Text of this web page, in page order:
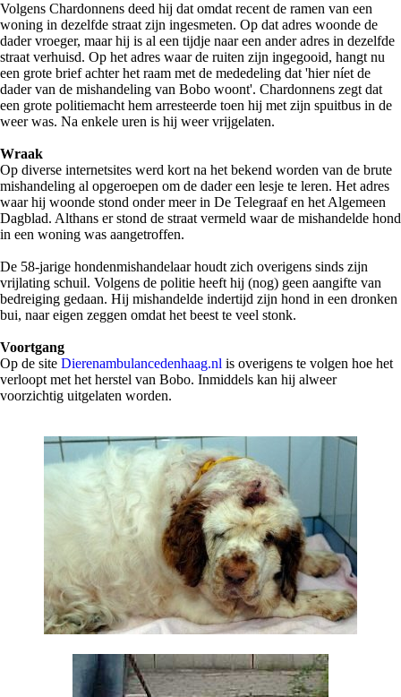
Volgens Chardonnens deed hij dat omdat recent de ramen van een
woning in dezelfde straat zijn ingesmeten. Op dat adres woonde de
dader vroeger, maar hij is al een tijdje naar een ander adres in dezelfde
straat verhuisd. Op het adres waar de ruiten zijn ingegooid, hangt nu
een grote brief achter het raam met de mededeling dat 'hier níet de
dader van de mishandeling van Bobo woont'. Chardonnens zegt dat
een grote politiemacht hem arresteerde toen hij met zijn spuitbus in de
weer was. Na enkele uren is hij weer vrijgelaten.
Wraak
Op diverse internetsites werd kort na het bekend worden van de brute
mishandeling al opgeroepen om de dader een lesje te leren. Het adres
waar hij woonde stond onder meer in De Telegraaf en het Algemeen
Dagblad. Althans er stond de straat vermeld waar de mishandelde hond
in een woning was aangetroffen.
De 58-jarige hondenmishandelaar houdt zich overigens sinds zijn
vrijlating schuil. Volgens de politie heeft hij (nog) geen aangifte van
bedreiging gedaan. Hij mishandelde indertijd zijn hond in een dronken
bui, naar eigen zeggen omdat het beest te veel stonk.
Voortgang
Op de site Dierenambulancedenhaag.nl is overigens te volgen hoe het
verloopt met het herstel van Bobo. Inmiddels kan hij alweer
voorzichtig uitgelaten worden.